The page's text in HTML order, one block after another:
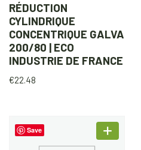
RÉDUCTION
CYLINDRIQUE
CONCENTRIQUE GALVA
200/80 | ECO
INDUSTRIE DE FRANCE
€22.48
Save